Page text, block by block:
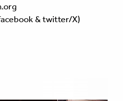
& twitter/X)